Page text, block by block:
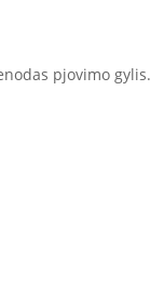
pjovimo gylis.